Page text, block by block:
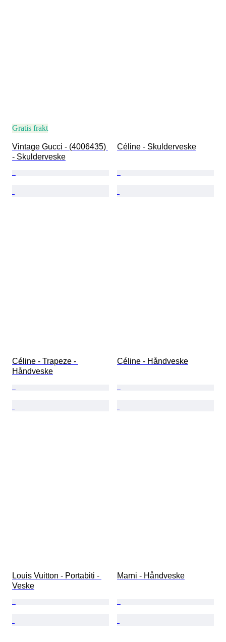
Gratis frakt
Vintage Gucci - (4006435)
- Skulderveske
Céline - Skulderveske
Céline - Trapeze -
Håndveske
Céline - Håndveske
Louis Vuitton - Portabiti -
Veske
Marni - Håndveske